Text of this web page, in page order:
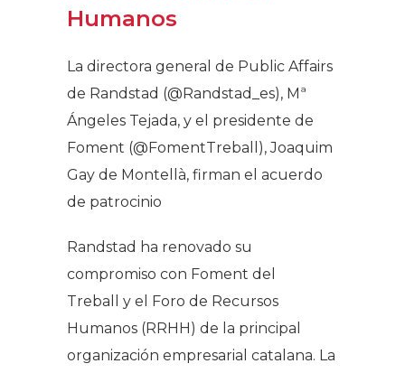
Humanos
La directora general de Public Affairs
de Randstad (@Randstad_es), Mª
Ángeles Tejada, y el presidente de
Foment (@FomentTreball), Joaquim
Gay de Montellà, firman el acuerdo
de patrocinio
Randstad ha renovado su
compromiso con Foment del
Treball y el Foro de Recursos
Humanos (RRHH) de la principal
organización empresarial catalana. La